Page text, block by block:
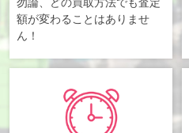
額が変わることはありませ
ん！